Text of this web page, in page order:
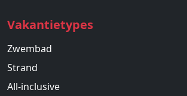
Vakantietypes
Zwembad
Strand
All-inclusive